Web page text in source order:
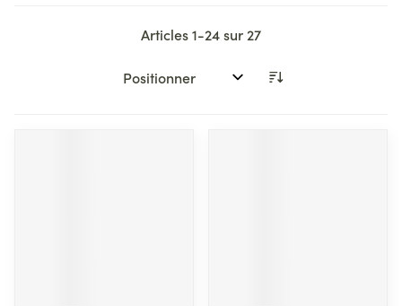
Articles1-24sur 27
Trier par: